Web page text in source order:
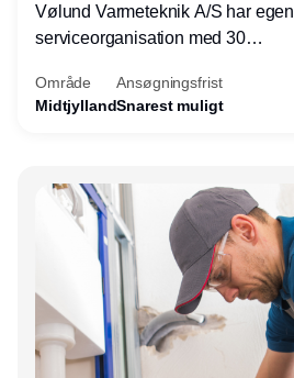
Vølund Varmeteknik A/S har egen
serviceorganisation med 30
søger nu endnu en teknisk kollega
gang til kundesupport på kontoret
Område
Midtjylland
Ansøgningsfrist
Snarest muligt
Annonce